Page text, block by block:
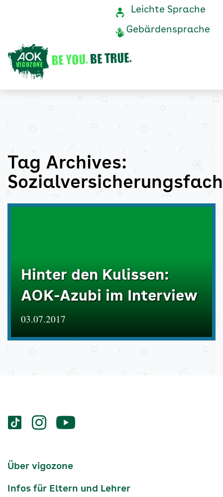
AOK
Vigozone
Service-
Leichte Sprache
Gebärdensprache
Tag Archives:
Hinter den Kulissen:
AOK-Azubi im Interview
03.07.2017
Services
Social-
vigozone.de
vigozone.devigozone.de
Services-
Über vigozone
Infos für Eltern und Lehrer